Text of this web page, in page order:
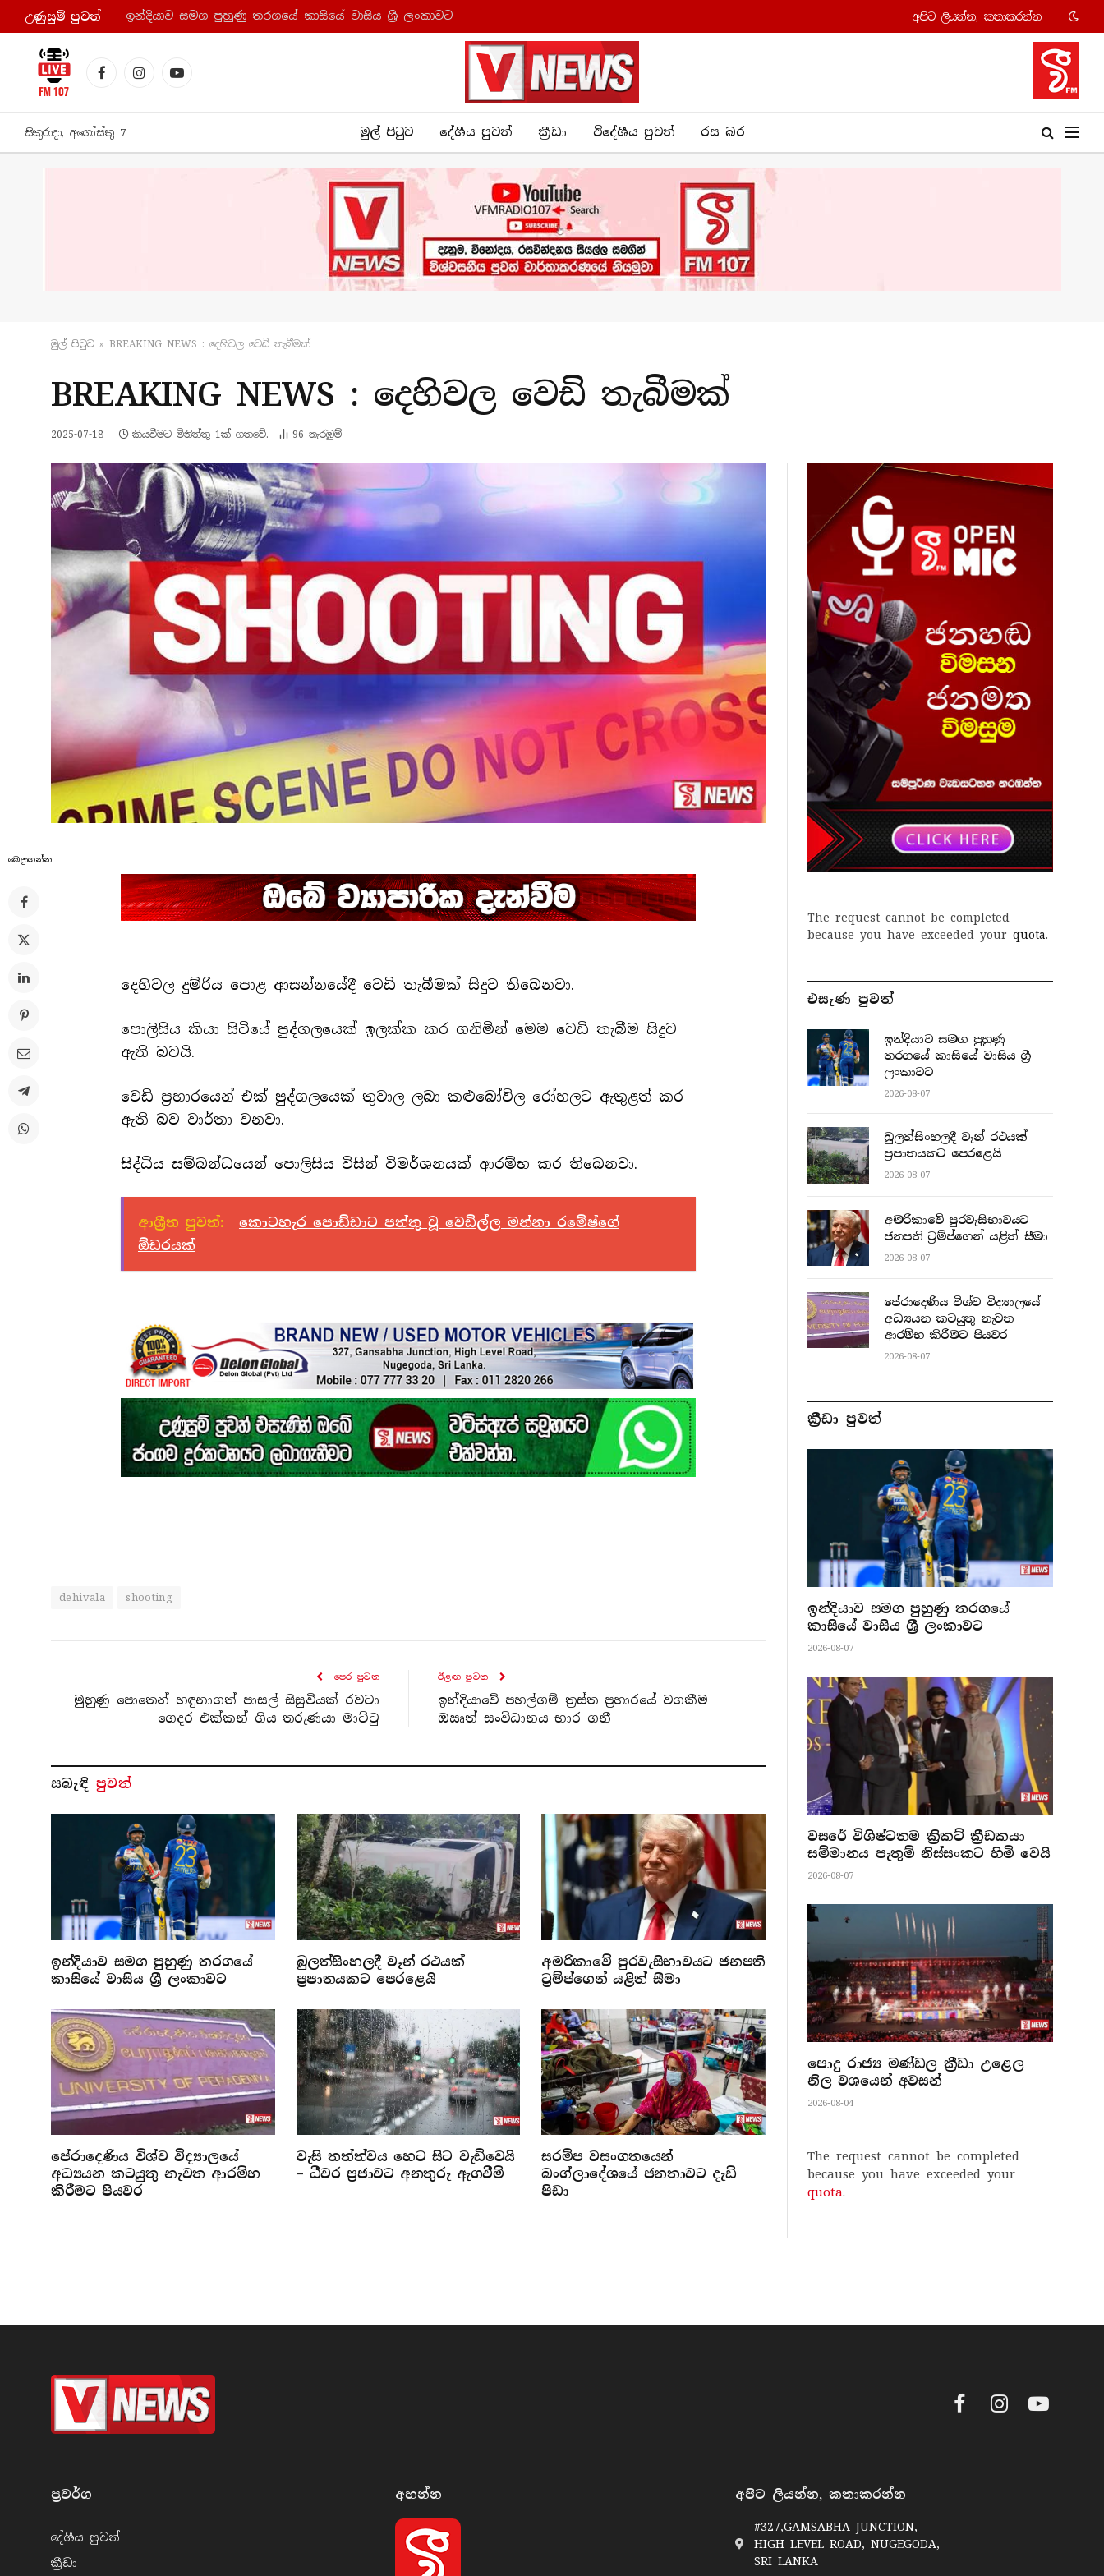
උණුසුම් පුව​ත් ඉන්දියාව සමග පුහුණු තරගයේ කාසියේ වාසිය ශ්‍රී ලංකාවට අපි​ට ලියන්න, කතාකරන්​න
FacebookInstagramYouTube
සිකුරාදා, අගෝස්තු 7 මුල් පිටුව දේශීය පුව​ත් ක්‍රී​ඩා විදේශීය පුවත් රස බ​ර
මුල් පිටු​ව » BREAKING NEWS : දෙහිවල වෙඩි තැබීමක්
BREAKING NEWS : දෙහිවල වෙඩි තැබීමක්
2025-07-18 කියවීමට මිනිත්තු 1ක් ගතවේ. 96 නැරඹු​ම්
බෙදාගන්​න
දෙහිවල දුම්රිය පොළ ආසන්නයේදී වෙඩි තැබීමක් සිදුව තිබෙනවා.
පොලිසිය කියා සිටියේ පුද්ගලයෙක් ඉලක්ක කර ගනිමින් මෙම වෙඩි තැබීම සිදුව
ඇති බවයි.
වෙඩි ප්‍රහාරයෙන් එක් පුද්ගලයෙක් තුවාල ලබා කළුබෝවිල රෝහලට ඇතුළත් කර
ඇති බව වාර්තා වනවා.
සිද්ධිය සම්බන්ධයෙන් පොලිසිය විසින් විමර්ශනයක් ආරම්භ කර තිබෙනවා.
ආශ්‍රීත පුවත්:
කොටහැර පොඩ්ඩාට පත්තු වූ වෙඩිල්ල මන්නා රමේෂ්ගේ
ඕඩරයක්
dehivala shooting
පෙර පුව​ත
මුහුණු පොතෙන් හඳුනාගත් පාසල් සිසුවියක් රවටා
ගෙදර එක්කන් ගිය තරුණයා මාට්ටු
ඊළඟ පුව​ත
ඉන්දියාවේ පහල්ගම් ත්‍රස්ත ප්‍රහාරයේ වගකීම
ඔඍත්‍ සංවිධානය භාර ගනී
සබැ​ඳි පුවත්
ඉන්දියාව සමග පුහුණු තරගයේ
කාසියේ වාසිය ශ්‍රී ලංකාවට
බුලත්සිංහලදී වෑන් රථයක්
ප්‍රපාතයකට පෙරළෙයි
අමරිකාවේ පුරවැසිභාවයට ජනපති
ට්‍රම්ප්ගෙන් යළිත් සීමා
පේරාදෙණිය විශ්ව විද්‍යාලයේ
අධ්‍යයන කටයුතු නැවත ආරම්භ
කිරීමට පියවර
වැසි තත්ත්වය හෙට සිට වැඩිවෙයි
– ධීවර ප්‍රජාවට අනතුරු ඇගවීම්
සරම්ප වසංගතයෙන්
බංග්ලාදේශයේ ජනතාවට දැඩි
පිඩා
The request cannot be completed
because you have exceeded your quota.
එසැණ පුව​ත්
ඉන්දියාව සමග පුහුණු
තරගයේ කාසියේ වාසිය ශ්‍රී
ලංකාවට
2026-08-07
බුලත්සිංහලදී වෑන් රථයක්
ප්‍රපාතයකට පෙරළෙයි
2026-08-07
අමරිකාවේ පුරවැසිභාවයට
ජනපති ට්‍රම්ප්ගෙන් යළිත් සීමා
2026-08-07
පේරාදෙණිය විශ්ව විද්‍යාලයේ
අධ්‍යයන කටයුතු නැවත
ආරම්භ කිරීමට පියවර
2026-08-07
ක්‍රීඩා පුවත්
ඉන්දියාව සමග පුහුණු තරගයේ
කාසියේ වාසිය ශ්‍රී ලංකාවට
2026-08-07
වසරේ විශිෂ්ටතම ක්‍රිකට් ක්‍රීඩකයා
සම්මානය පැතුම් නිස්සංකට හිමි වෙයි
2026-08-07
පොදු රාජ්‍ය මණ්ඩල ක්‍රීඩා උළෙල
නිල වශයෙන් අවසන්
2026-08-04
The request cannot be completed
because you have exceeded your
quota.
FacebookInstagramYouTube
ප්‍රවර්​ග
දේශීය පුව​ත්
ක්‍රී​ඩා
අහන්​න අපිට ලියන්න, කතාකරන්න
#327,GAMSABHA JUNCTION,
HIGH LEVEL ROAD, NUGEGODA,
SRI LANKA